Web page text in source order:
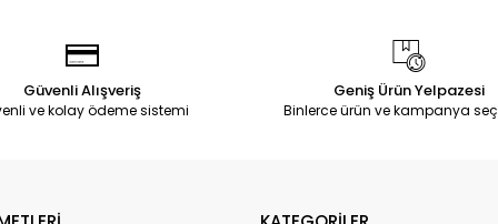
Güvenli Alışveriş
ve kolay ödeme sistemi
Geniş Ürün Yelpazesi
Binlerce ürün ve kampanya